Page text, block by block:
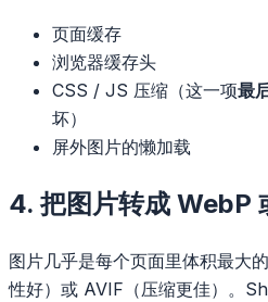
页面缓存
浏览器缓存头
CSS / JS 压缩（这一项最
坏）
屏外图片的懒加载
4. 把图片转成 WebP
图片几乎是每个页面里体积最大
性好）或 AVIF（压缩更佳）。